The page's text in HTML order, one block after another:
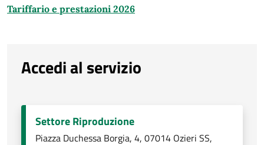
Tariffario e prestazioni 2026
Accedi al servizio
Settore Riproduzione
Piazza Duchessa Borgia, 4, 07014 Ozieri SS,